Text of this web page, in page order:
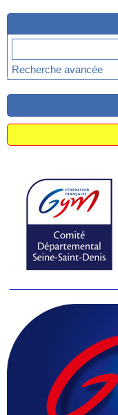
Recherche avancée